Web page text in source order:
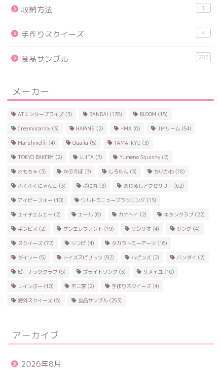
収納方法 1
手作りスクイーズ 4
食品サンプル 287
メーカー
ATエンタープライズ (3) BANDAI (178) BLOOM (15)
Creamiicandy (3) HAPiNS (2) HMA (6) Jドリーム (54)
Marshmellii (4) Qualia (5) TAMA-KYU (3)
TOKYO BAKERY (2) UJITA (3) Yumeno Squishy (2)
おもちゃ (3) かぷえぼ (3) しろたん (3) ちいかわ (18)
ふくふくにゃんこ (3) ぷに丸(3) めじるしアクセサリー (62)
アイピーフォー (10) ウルトラニュープランニング (15)
エイチエムエー (2) エール(6) カナヘイ (2) キタンクラブ (22)
ギンビス (2) ケンエレファント (19) サンリオ (4) ジング (4)
スクイーズ (72) ソフビ (4) タカラトミーアーツ (16)
ダイソー (5) トイズスピリッツ (92) ハピンズ (2) バンダイ (2)
ピーナッツクラブ (6) ブライトリンク (3) リメイユ (10)
レインボー (10) 不二家 (2) 手作りスクイーズ (4)
海外スクイーズ (6) 食品サンプル(253)
アーカイブ
2026年8月